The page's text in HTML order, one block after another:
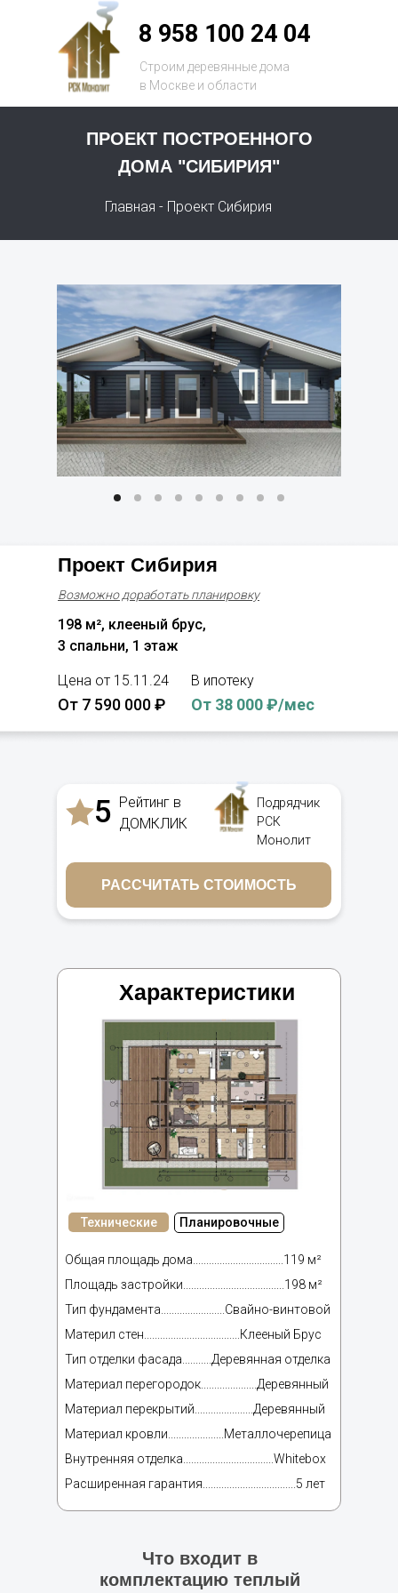
Строим деревянные дома
в Москве и области
8 958 100 24 04
ПРОЕКТ ПОСТРОЕННОГО
ДОМА "СИБИРИЯ"
Главная - Проект Сибирия
Проект Сибирия
Возможно доработать планировку
198 м², клееный брус,
3 спальни, 1 этаж
Цена от 15.11.24
От 7 590 000 ₽
В ипотеку
От 38 000 ₽/мес
Рейтинг в
ДОМКЛИК
5
Подрядчик
РСК
Монолит
РАССЧИТАТЬ СТОИМОСТЬ
Характеристики
Планировочные
Технические
Общая площадь дома..................................119 м²
Площадь застройки......................................198 м²
Тип фундамента........................Свайно-винтовой
Материл стен....................................Клееный Брус
Тип отделки фасада...........Деревянная отделка
Материал перегородок.....................Деревянный
Материал перекрытий......................Деревянный
Материал кровли.....................Металлочерепица
Внутренняя отделка..................................Whitebox
Расширенная гарантия...................................5 лет
Что входит в
комплектацию теплый